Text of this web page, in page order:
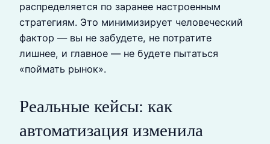
распределяется по заранее настроенным
стратегиям. Это минимизирует человеческий
фактор — вы не забудете, не потратите
лишнее, и главное — не будете пытаться
«поймать рынок».
Реальные кейсы: как
автоматизация изменила